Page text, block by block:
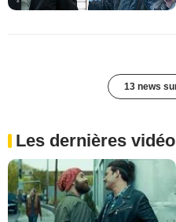
13 news
Les dernières